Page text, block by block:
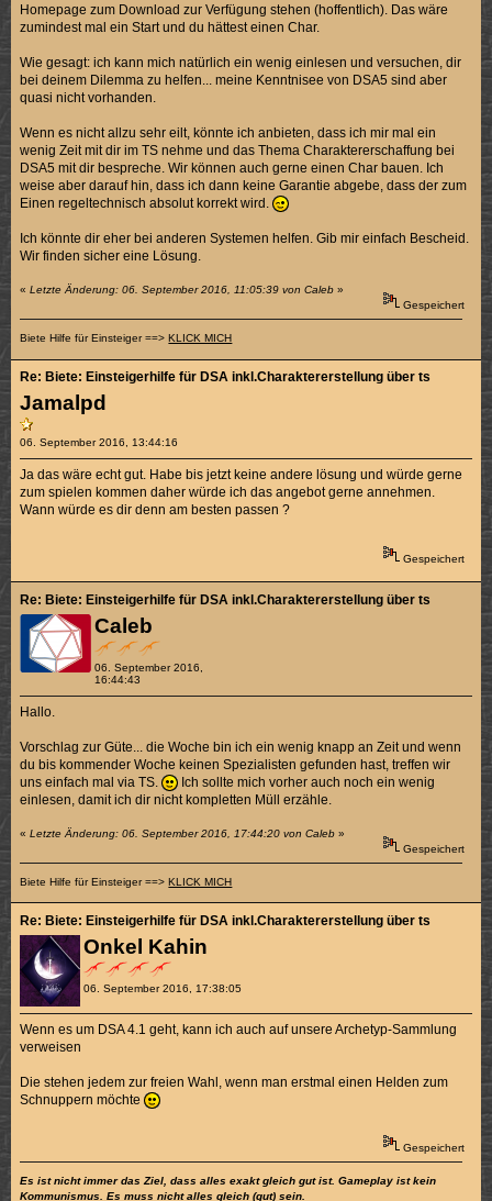
Homepage zum Download zur Verfügung stehen (hoffentlich). Das wäre
zumindest mal ein Start und du hättest einen Char.
Wie gesagt: ich kann mich natürlich ein wenig einlesen und versuchen, dir
bei deinem Dilemma zu helfen... meine Kenntnisee von DSA5 sind aber
quasi nicht vorhanden.
Wenn es nicht allzu sehr eilt, könnte ich anbieten, dass ich mir mal ein
wenig Zeit mit dir im TS nehme und das Thema Charaktererschaffung bei
DSA5 mit dir bespreche. Wir können auch gerne einen Char bauen. Ich
weise aber darauf hin, dass ich dann keine Garantie abgebe, dass der zum
Einen regeltechnisch absolut korrekt wird.
Ich könnte dir eher bei anderen Systemen helfen. Gib mir einfach Bescheid.
Wir finden sicher eine Lösung.
«Letzte Änderung: 06. September 2016, 11:05:39 von Caleb »
Gespeichert
Biete Hilfe für Einsteiger ==> KLICK MICH
Jamalpd
06. September 2016, 13:44:16
Re: Biete: Einsteigerhilfe für DSA inkl.Charaktererstellung über ts
Ja das wäre echt gut. Habe bis jetzt keine andere lösung und würde gerne
zum spielen kommen daher würde ich das angebot gerne annehmen.
Wann würde es dir denn am besten passen ?
Gespeichert
Caleb
06. September 2016,
16:44:43
Re: Biete: Einsteigerhilfe für DSA inkl.Charaktererstellung über ts
Hallo.
Vorschlag zur Güte... die Woche bin ich ein wenig knapp an Zeit und wenn
du bis kommender Woche keinen Spezialisten gefunden hast, treffen wir
uns einfach mal via TS.
Ich sollte mich vorher auch noch ein wenig
einlesen, damit ich dir nicht kompletten Müll erzähle.
«Letzte Änderung: 06. September 2016, 17:44:20 von Caleb »
Gespeichert
Biete Hilfe für Einsteiger ==>KLICK MICH
Onkel Kahin
06. September 2016, 17:38:05
Re: Biete: Einsteigerhilfe für DSA inkl.Charaktererstellung über ts
Wenn es um DSA 4.1 geht, kann ich auch auf unsere Archetyp-Sammlung
verweisen
Die stehen jedem zur freien Wahl, wenn man erstmal einen Helden zum
Schnuppern möchte
Gespeichert
Es ist nicht immer das Ziel, dass alles exakt gleich gut ist. Gameplay ist kein
Kommunismus. Es muss nicht alles gleich (gut) sein.